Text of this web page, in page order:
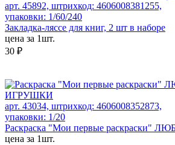
арт. 45892, штрихкод: 4606008381255,
упаковки: 1/60/240
Закладка-ляссе для книг, 2 шт в наборе
цена за 1шт.
30 ₽
арт. 43034, штрихкод: 4606008352873,
упаковки: 1/20
Раскраска "Мои первые
цена за 1шт.